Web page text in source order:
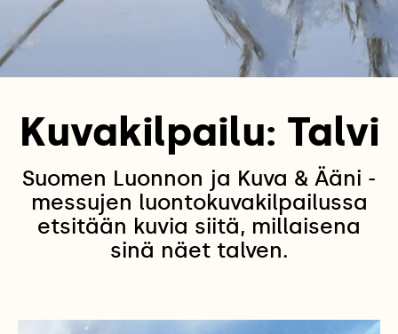
Kuvakilpailu: Talvi
Suomen Luonnon ja Kuva & Ääni -
messujen luontokuvakilpailussa
etsitään kuvia siitä, millaisena
sinä näet talven.